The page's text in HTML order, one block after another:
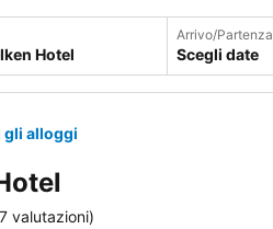
Arrivo/Partenza
Scegli date
gli alloggi
valutazioni)